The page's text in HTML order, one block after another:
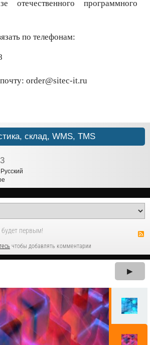
отечественного программного
по телефонам:
order@sitec-it.ru
склад, WMS, TMS
первым!
чтобы добавлять комментарии
▶